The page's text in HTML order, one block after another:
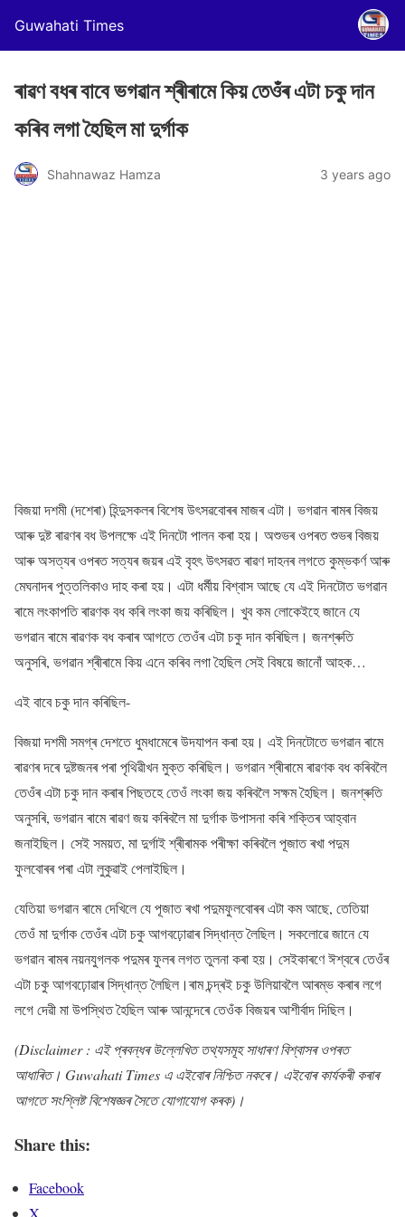
Guwahati Times
ৰাৱণ বধৰ বাবে ভগৱান শ্ৰীৰামে কিয় তেওঁৰ এটা চকু দান
কৰিব লগা হৈছিল মা দুৰ্গাক
Shahnawaz Hamza 3 years ago
বিজয়া দশমী (দশেৰা) হিন্দুসকলৰ বিশেষ উৎসৱবোৰৰ মাজৰ এটা। ভগৱান ৰামৰ বিজয়
আৰু দুষ্ট ৰাৱণৰ বধ উপলক্ষে এই দিনটো পালন কৰা হয়। অশুভৰ ওপৰত শুভৰ বিজয়
আৰু অসত্যৰ ওপৰত সত্যৰ জয়ৰ এই বৃহৎ উৎসৱত ৰাৱণ দাহনৰ লগতে কুম্ভকৰ্ণ আৰু
মেঘনাদৰ পুত্তলিকাও দাহ কৰা হয়। এটা ধৰ্মীয় বিশ্বাস আছে যে এই দিনটোত ভগৱান
ৰামে লংকাপতি ৰাৱণক বধ কৰি লংকা জয় কৰিছিল। খুব কম লোকেইহে জানে যে
ভগৱান ৰামে ৰাৱণক বধ কৰাৰ আগতে তেওঁৰ এটা চকু দান কৰিছিল। জনশ্ৰুতি
অনুসৰি, ভগৱান শ্ৰীৰামে কিয় এনে কৰিব লগা হৈছিল সেই বিষয়ে জানোঁ আহক…
এই বাবে চকু দান কৰিছিল-
বিজয়া দশমী সমগ্ৰ দেশতে ধুমধামেৰে উদযাপন কৰা হয়। এই দিনটোতে ভগৱান ৰামে
ৰাৱণৰ দৰে দুষ্টজনৰ পৰা পৃথিৱীখন মুক্ত কৰিছিল। ভগৱান শ্ৰীৰামে ৰাৱণক বধ কৰিবলৈ
তেওঁৰ এটা চকু দান কৰাৰ পিছতহে তেওঁ লংকা জয় কৰিবলৈ সক্ষম হৈছিল। জনশ্ৰুতি
অনুসৰি, ভগৱান ৰামে ৰাৱণ জয় কৰিবলৈ মা দুৰ্গাক উপাসনা কৰি শক্তিৰ আহ্বান
জনাইছিল। সেই সময়ত, মা দুৰ্গাই শ্ৰীৰামক পৰীক্ষা কৰিবলৈ পূজাত ৰখা পদুম
ফুলবোৰৰ পৰা এটা লুকুৱাই পেলাইছিল।
যেতিয়া ভগৱান ৰামে দেখিলে যে পূজাত ৰখা পদুমফুলবোৰৰ এটা কম আছে, তেতিয়া
তেওঁ মা দুৰ্গাক তেওঁৰ এটা চকু আগবঢ়োৱাৰ সিদ্ধান্ত লৈছিল। সকলোৱে জানে যে
ভগৱান ৰামৰ নয়নযুগলক পদুমৰ ফুলৰ লগত তুলনা কৰা হয়। সেইকাৰণে ঈশ্বৰে তেওঁৰ
এটা চকু আগবঢ়োৱাৰ সিদ্ধান্ত লৈছিল।ৰাম চন্দ্ৰই চকু উলিয়াবলৈ আৰম্ভ কৰাৰ লগে
লগে দেৱী মা উপস্থিত হৈছিল আৰু আনন্দেৰে তেওঁক বিজয়ৰ আশীৰ্বাদ দিছিল।
(Disclaimer : এই প্ৰবন্ধৰ উল্লেখিত তথ্যসমূহ সাধাৰণ বিশ্বাসৰ ওপৰত
আধাৰিত। Guwahati Times এ এইবোৰ নিশ্চিত নকৰে। এইবোৰ কাৰ্যকৰী কৰাৰ
আগতে সংশ্লিষ্ট বিশেষজ্ঞৰ সৈতে যোগাযোগ কৰক)।
Share this:
Facebook